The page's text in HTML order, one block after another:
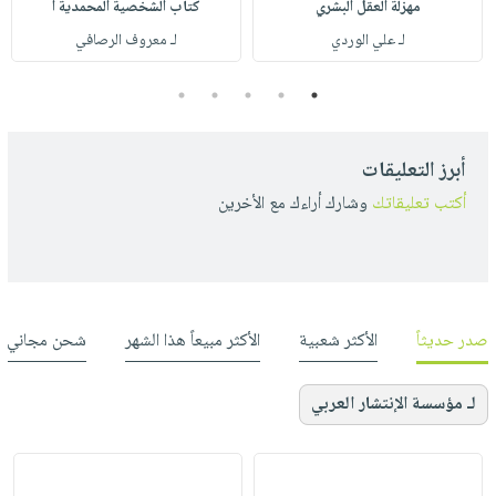
مهزلة العقل البشري
لـ علي الوردي
كتاب الشخصية المحمدية أ
لـ معروف الرصافي
1
2
3
4
5
أبرز التعليقات
أكتب تعليقاتك وشارك أراءك مع الأخرين
صدر حديثاً الأكثر شعبية الأكثر مبيعاً هذا الشهر شحن مجاني
لـ مؤسسة الإنتشار العربي